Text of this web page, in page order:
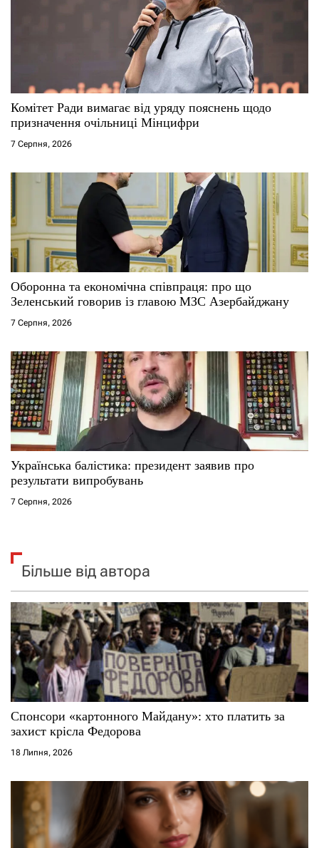
с
і
в
Комітет Ради вимагає від уряду пояснень щодо
призначення очільниці Мінцифри
7 Серпня, 2026
Оборонна та економічна співпраця: про що
Зеленський говорив із главою МЗС Азербайджану
7 Серпня, 2026
Українська балістика: президент заявив про
результати випробувань
7 Серпня, 2026
Більше від автора
Спонсори «картонного Майдану»: хто платить за
захист крісла Федорова
18 Липня, 2026